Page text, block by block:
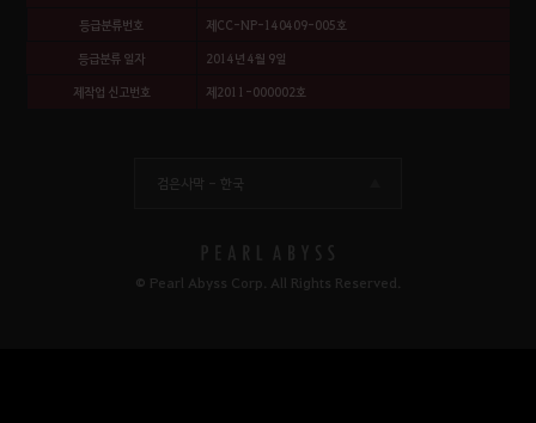
등급분류번호 제CC-NP-140409-005호
등급분류 일자 2014년 4월 9일
제작업 신고번호 제2011-000002호
검은사막 - 한국
© Pearl Abyss Corp. All Rights Reserved.